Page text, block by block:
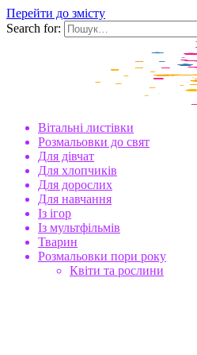
Перейти до змісту
Search for:
Вітальні листівки
Розмальовки до свят
Для дівчат
Для хлопчиків
Для дорослих
Для навчання
Із ігор
Із мультфільмів
Тварин
Розмальовки пори року
Квіти та рослини